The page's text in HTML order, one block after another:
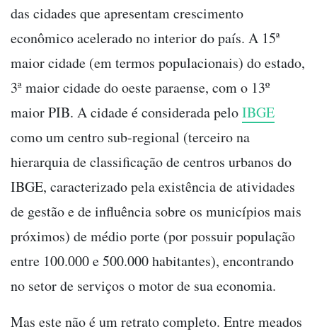
das cidades que apresentam crescimento
econômico acelerado no interior do país. A 15ª
maior cidade (em termos populacionais) do estado,
3ª maior cidade do oeste paraense, com o 13º
maior PIB. A cidade é considerada peloIBGE
como um centro sub-regional (terceiro na
hierarquia de classificação de centros urbanos do
IBGE, caracterizado pela existência de atividades
de gestão e de influência sobre os municípios mais
próximos) de médio porte (por possuir população
entre 100.000 e 500.000 habitantes), encontrando
no setor de serviços o motor de sua economia.
Mas este não é um retrato completo. Entre meados